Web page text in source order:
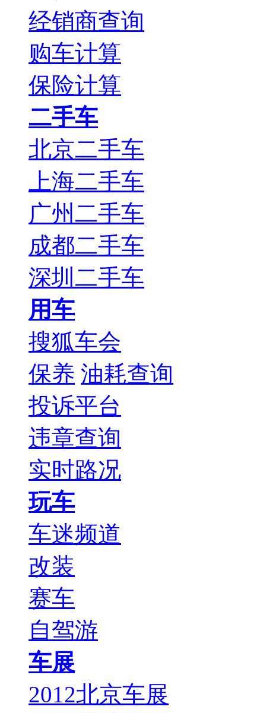
经销商查询
购车计算
保险计算
二手车
北京二手车
上海二手车
广州二手车
成都二手车
深圳二手车
用车
搜狐车会
保养 油耗查询
投诉平台
违章查询
实时路况
玩车
车迷频道
改装
赛车
自驾游
车展
2012北京车展